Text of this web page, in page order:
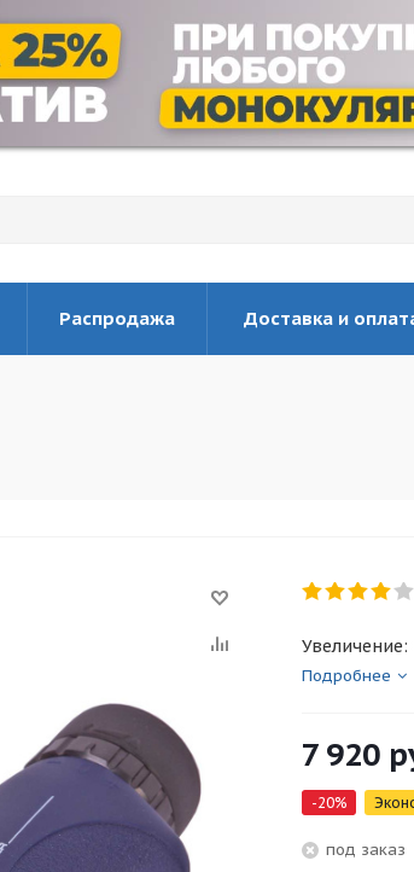
Распродажа Доставка и
Подробнее
7 920
-20%
под заказ